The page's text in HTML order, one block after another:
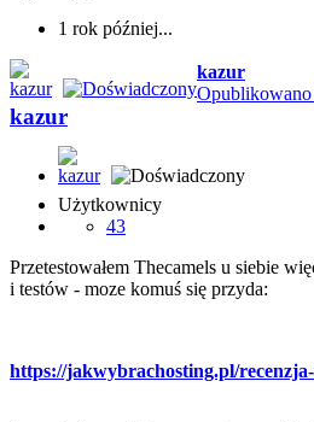
1 rok później...
kazur
Opublikowano
kazur
Użytkownicy
43
Przetestowałem Thecamels u siebie
i testów - moze komuś się przyda:
https://jakwybrachosting.pl/recenzja-